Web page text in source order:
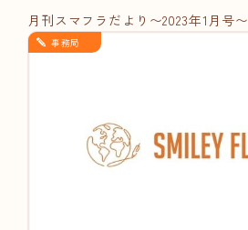
月刊スマフラだより〜2023年1月号〜
事務局